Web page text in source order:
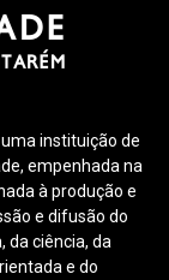
instituição de
empenhada na
à produção e
e difusão do
da ciência, da
e do